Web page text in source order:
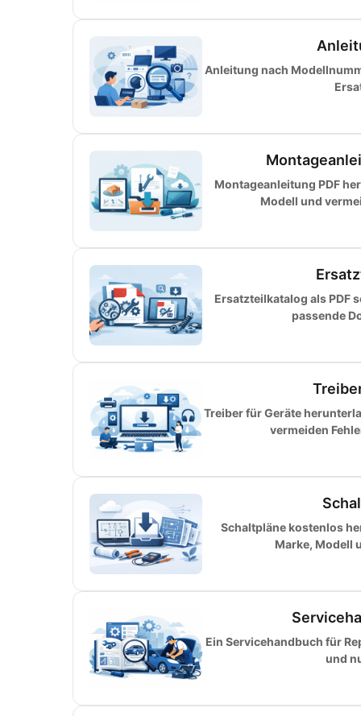
Anleitung nach
Montageanleitung PDF
Modell und
Ersatzteilkatalog als PDF
passende
Treiber für Geräte
vermeiden
Schaltpläne kostenlos
Marke, Modell
Ein Servicehandbuch für
und